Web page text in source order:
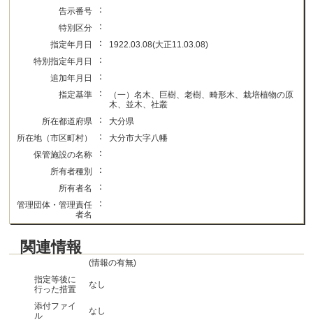
告示番号 ：
特別区分 ：
指定年月日 ：
1922.03.08(大正11.03.08)
特別指定年月日
：
追加年月日 ：
指定基準 ：
（一）名木、巨樹、老樹、畸形木、栽培植物の原
木、並木、社叢
所在都道府県
：
大分県
所在地（市区町村）
：
大分市大字八幡
保管施設の名称
：
所有者種別 ：
所有者名 ：
管理団体・管理責任
者名
：
関連情報
(情報の有無)
指定等後に
行った措置
なし
添付ファイ
ル
なし